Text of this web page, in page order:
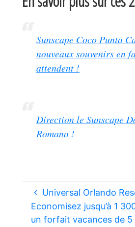
Sunscape Coco Punta
nouveaux souvenirs en
attendent !
Direction le Sunscape
Romana !
Universal Orlando
Economisez jusqu’à 1
un forfait vacances de 5